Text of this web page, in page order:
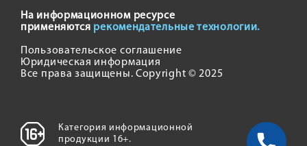
На информационном ресурсе
применяются рекомендательные технологии.
Пользовательское соглашение
Юридическая информация
Все права защищены. Copyright © 2025
Категория информационной
продукции 16+.